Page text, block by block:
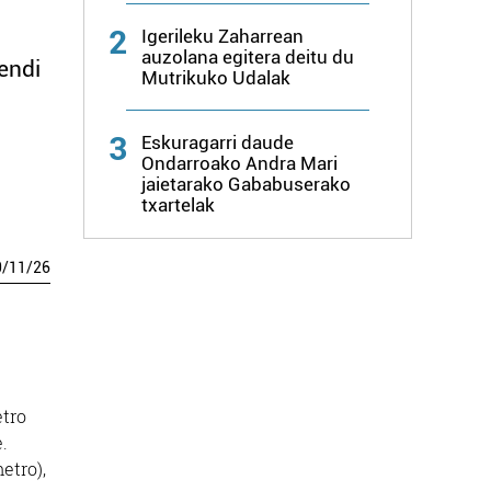
/11/26
2
Igerileku Zaharrean
auzolana egitera deitu du
Mutrikuko Udalak
3
Eskuragarri daude
Ondarroako Andra Mari
jaietarako Gababuserako
txartelak